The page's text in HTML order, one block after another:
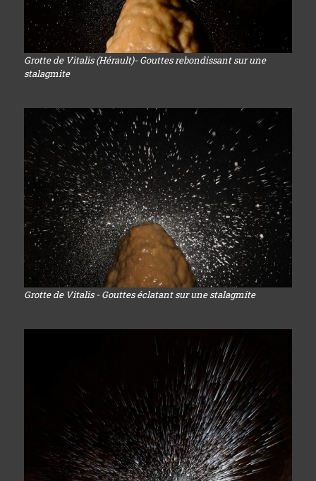
Grotte de Vitalis (Hérault)- Gouttes rebondissant sur une
stalagmite
Grotte de Vitalis - Gouttes éclatant sur une stalagmite